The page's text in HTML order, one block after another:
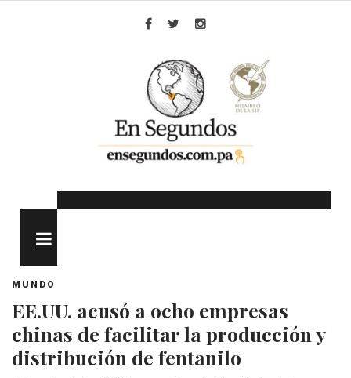
MUNDO
EE.UU. acusó a ocho empresas
chinas de facilitar la producción y
distribución de fentanilo